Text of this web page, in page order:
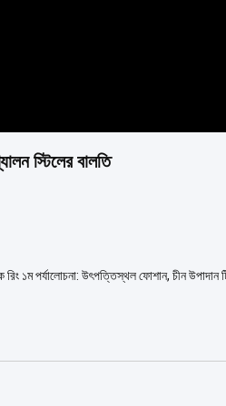
স্টিলের বালতি
১ম পর্যালোচনা: উৎপত্তিস্থল ফোশান, চীন উপাদান